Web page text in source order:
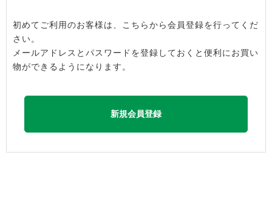
初めてご利用のお客様は、こちらから会員登録を行ってくだ
さい。
メールアドレスとパスワードを登録しておくと便利にお買い
物ができるようになります。